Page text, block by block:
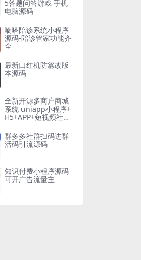
5答题问答游戏 手机
电脑源码
嘀嗒陪诊系统小程序
源码-陪诊管家功能齐
全
最新口红机防篡改版
本源码
全新开源多商户商城
系统 uniapp小程序+
H5+APP+短视频社区
群多多社群扫码进群
活码引流源码
知识付费小程序源码
可开广告流量主